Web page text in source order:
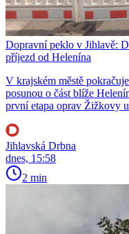
Dopravní peklo v Jihlavě:
příjezd od Helenína
V krajském městě
posunou o část blíže
první etapa oprav Žižkovy
Jihlavská Drbna
dnes, 15:58
2 min